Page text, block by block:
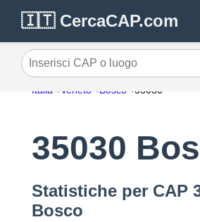
🇮🇹 CercaCAP.com
Inserisci CAP o luogo
Italia Veneto Bosco 35030
35030
Statistiche per CAP
Bosco